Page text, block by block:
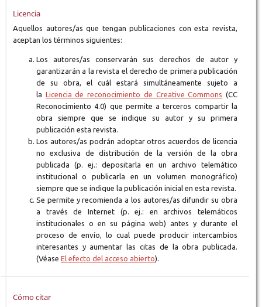
Licencia
Aquellos autores/as que tengan publicaciones con esta revista,
aceptan los términos siguientes:
Los autores/as conservarán sus derechos de autor y
garantizarán a la revista el derecho de primera publicación
de su obra, el cuál estará simultáneamente sujeto a
la Licencia de reconocimiento de Creative Commons (CC
Reconocimiento 4.0) que permite a terceros compartir la
obra siempre que se indique su autor y su primera
publicación esta revista.
Los autores/as podrán adoptar otros acuerdos de licencia
no exclusiva de distribución de la versión de la obra
publicada (p. ej.: depositarla en un archivo telemático
institucional o publicarla en un volumen monográfico)
siempre que se indique la publicación inicial en esta revista.
Se permite y recomienda a los autores/as difundir su obra
a través de Internet (p. ej.: en archivos telemáticos
institucionales o en su página web) antes y durante el
proceso de envío, lo cual puede producir intercambios
interesantes y aumentar las citas de la obra publicada.
(Véase El efecto del acceso abierto).
Cómo citar